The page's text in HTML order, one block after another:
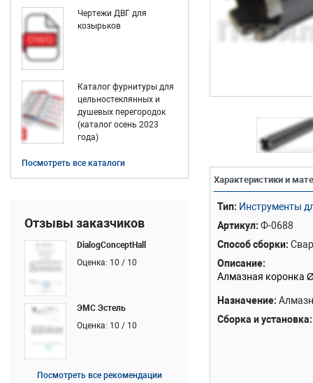
Чертежи ДВГ для
козырьков
Каталог фурнитуры для
цельностеклянных и
душевых перегородок
(каталог осень 2023
года)
Посмотреть все каталоги
Отзывы заказчиков
DialogConceptHall
Оценка: 10 / 10
ЭМС Эстель
Оценка: 10 / 10
Посмотреть все рекомендации
Характеристики и
Тип Инструменты
Артикул Ф-0688
Способ сборки
Описание
Алмазная коронка
Назначение
Сборка и установка